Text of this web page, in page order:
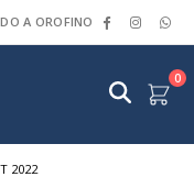
A OROFINO
0
2022